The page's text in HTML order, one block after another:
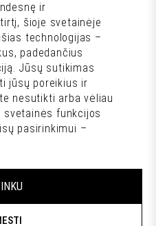
ir
šioje svetainėje
technologijas –
padedančius
Jūsų sutikimas
jūsų poreikius ir
nesutikti arba vėliau
funkcijos
pasirinkimui –
Bokšto skvero
aktualijų